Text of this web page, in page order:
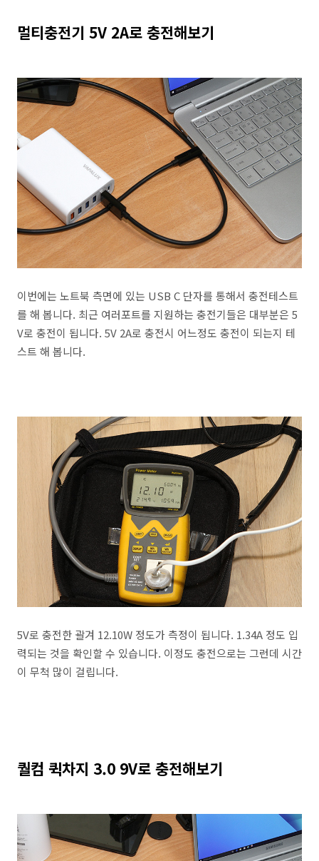
멀티충전기 5V 2A로 충전해보기
이번에는 노트북 측면에 있는 USB C 단자를 통해서 충전테스트
를 해 봅니다. 최근 여러포트를 지원하는 충전기들은 대부분은 5
V로 충전이 됩니다. 5V 2A로 충전시 어느정도 충전이 되는지 테
스트 해 봅니다.
5V로 충전한 괄겨 12.10W 정도가 측정이 됩니다. 1.34A 정도 입
력되는 것을 확인할 수 있습니다. 이정도 충전으로는 그런데 시간
이 무척 많이 걸립니다.
퀄컴 퀵차지 3.0 9V로 충전해보기